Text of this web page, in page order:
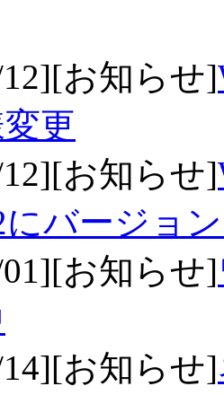
お知らせ]
更
お知らせ]
にバージョ
お知らせ]
お知らせ]